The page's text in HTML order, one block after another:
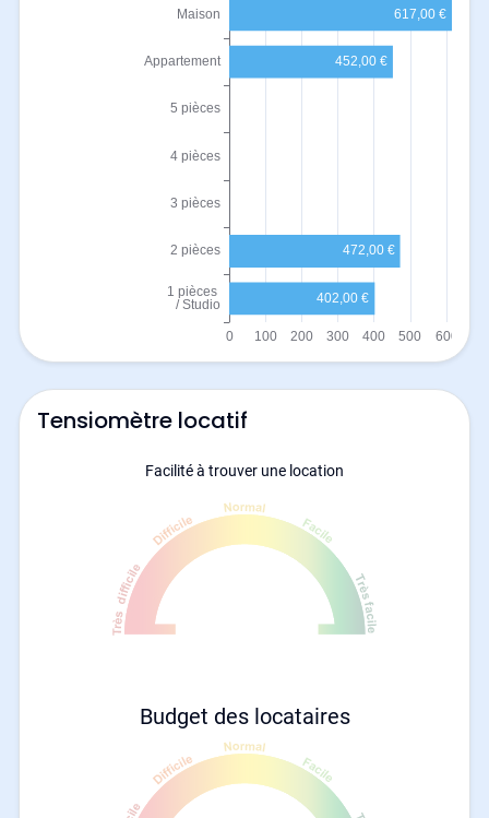
Tensiomètre locatif
Facilité à trouver une location
Budget des locataires